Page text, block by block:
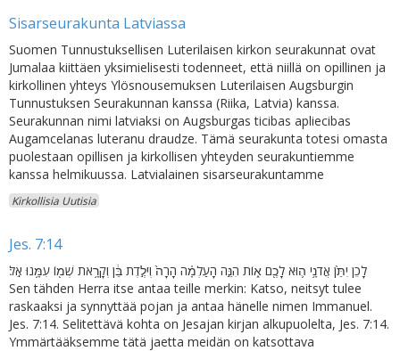
Sisarseurakunta Latviassa
Suomen Tunnustuksellisen Luterilaisen kirkon seurakunnat ovat
Jumalaa kiittäen yksimielisesti todenneet, että niillä on opillinen ja
kirkollinen yhteys Ylösnousemuksen Luterilaisen Augsburgin
Tunnustuksen Seurakunnan kanssa (Riika, Latvia) kanssa.
Seurakunnan nimi latviaksi on Augsburgas ticibas apliecibas
Augamcelanas luteranu draudze. Tämä seurakunta totesi omasta
puolestaan opillisen ja kirkollisen yhteyden seurakuntiemme
kanssa helmikuussa. Latvialainen sisarseurakuntamme
Kirkollisia Uutisia
Jes. 7:14
לָכֵן יִתֵּ֙ן אֲדֹנָ֥י ה֛וּא לָכֶ֖ם א֑וֹת הִנֵּ֣ה הָעַלְמָ֗ה הָרָה֙ וְיֹלֶ֣דֶת בֵּ֔ן וְקָרָ֥את שְׁמ֖וֹ עִמָּ֥נוּ אֵֽל׃
Sen tähden Herra itse antaa teille merkin: Katso, neitsyt tulee
raskaaksi ja synnyttää pojan ja antaa hänelle nimen Immanuel.
Jes. 7:14. Selitettävä kohta on Jesajan kirjan alkupuolelta, Jes. 7:14.
Ymmärtääksemme tätä jaetta meidän on katsottava